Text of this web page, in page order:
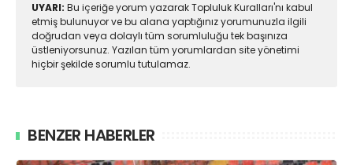
UYARI: Bu içeriğe yorum yazarak Topluluk Kuralları'nı kabul
etmiş bulunuyor ve bu alana yaptığınız yorumunuzla ilgili
doğrudan veya dolaylı tüm sorumluluğu tek başınıza
üstleniyorsunuz. Yazılan tüm yorumlardan site yönetimi
hiçbir şekilde sorumlu tutulamaz.
BENZER HABERLER